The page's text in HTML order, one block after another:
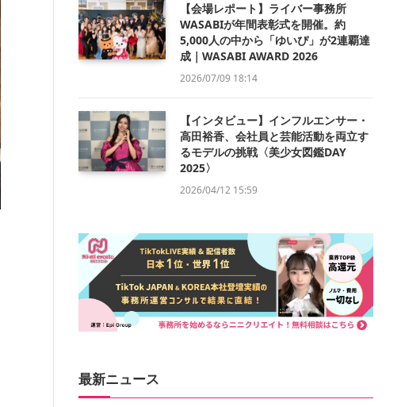
【会場レポート】ライバー事務所
WASABIが年間表彰式を開催。約
5,000人の中から「ゆいぴ」が2連覇達
成｜WASABI AWARD 2026
2026/07/09 18:14
【インタビュー】インフルエンサー・
高田裕香、会社員と芸能活動を両立す
るモデルの挑戦〈美少女図鑑DAY
2025〉
2026/04/12 15:59
最新ニュース